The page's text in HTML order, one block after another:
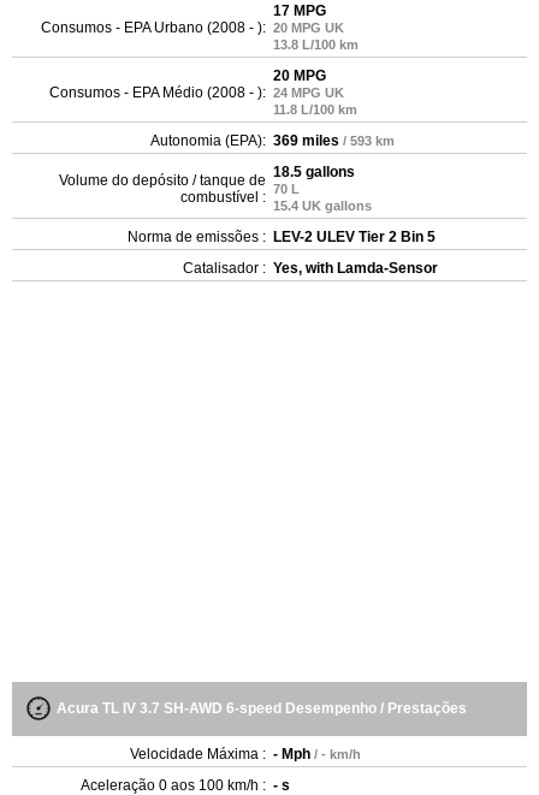
Consumos - EPA Urbano (2008 - ):
17 MPG
20 MPG UK
13.8 L/100 km
Consumos - EPA Médio (2008 - ):
20 MPG
24 MPG UK
11.8 L/100 km
Autonomia (EPA): 369 miles / 593 km
Volume do depósito / tanque de
combustível :
18.5 gallons
70 L
15.4 UK gallons
Norma de emissões : LEV-2 ULEV Tier 2 Bin 5
Catalisador : Yes, with Lamda-Sensor
Acura TL IV 3.7 SH-AWD 6-speed Desempenho / Prestações
Velocidade Máxima : - Mph / - km/h
Aceleração 0 aos 100 km/h : - s